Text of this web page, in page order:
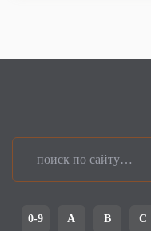
0-9 A B C